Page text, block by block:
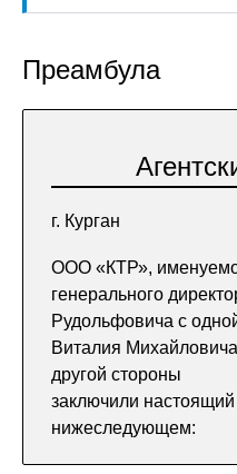
Преамбула
г. Курган
ООО «КТР»,
генерального
Рудольфовича с
Виталия
другой стороны
заключили
нижеследующем: